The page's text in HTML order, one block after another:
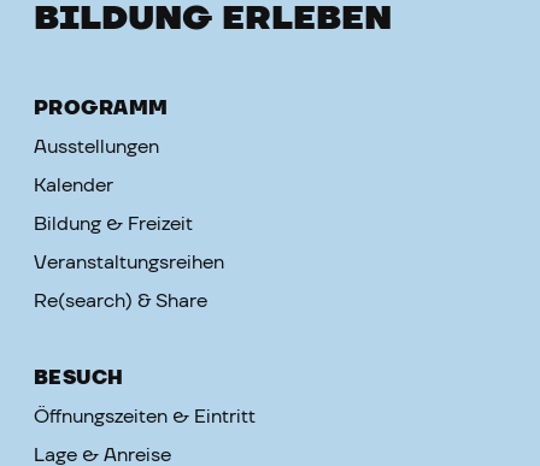
BILDUNG ERLEBEN
PROGRAMM
Ausstellungen
Kalender
Bildung & Freizeit
Veranstaltungsreihen
Re(search) & Share
BESUCH
Öffnungszeiten & Eintritt
Lage & Anreise